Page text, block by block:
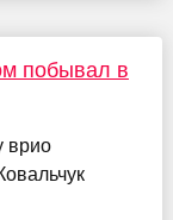
побывал в
врио